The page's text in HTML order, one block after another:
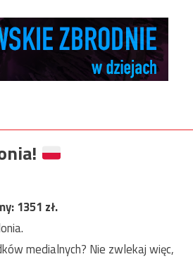
1351 zł.
medialnych? Nie zwlekaj więc,